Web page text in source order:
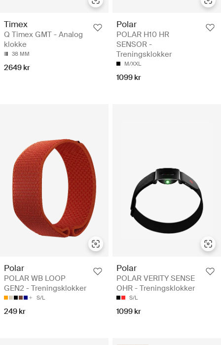
Timex
Q Timex GMT - Analog
klokke
38 MM
2649 kr
Polar
POLAR H10 HR
SENSOR -
Treningsklokker
M/XXL
1099 kr
Polar
POLAR WB LOOP
GEN2 - Treningsklokker
S/L
249 kr
Polar
POLAR VERITY SENSE
OHR - Treningsklokker
S/L
1099 kr